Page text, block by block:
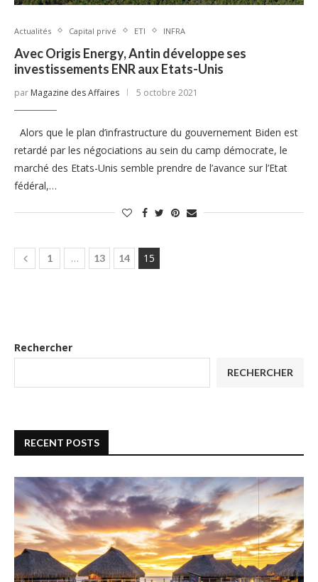
Actualités Capital privé ETI INFRA
Avec Origis Energy, Antin développe ses
investissements ENR aux Etats-Unis
par Magazine des Affaires 5 octobre 2021
Alors que le plan d’infrastructure du gouvernement Biden est
retardé par les négociations au sein du camp démocrate, le
marché des Etats-Unis semble prendre de l’avance sur l’Etat
fédéral,…
1 … 13 14 15
Rechercher
RECHERCHER
RECENT POSTS